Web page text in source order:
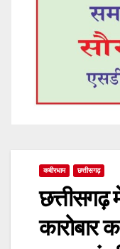
कबीरधाम छत्तीसगढ़
छत्तीसगढ़
कारोबार